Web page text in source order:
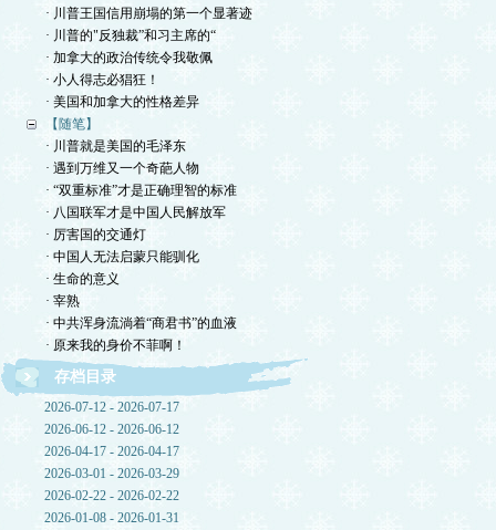
· 川普王国信用崩塌的第一个显著迹
· 川普的"反独裁”和习主席的“
· 加拿大的政治传统令我敬佩
· 小人得志必猖狂！
· 美国和加拿大的性格差异
【随笔】
· 川普就是美国的毛泽东
· 遇到万维又一个奇葩人物
· “双重标准”才是正确理智的标准
· 八国联军才是中国人民解放军
· 厉害国的交通灯
· 中国人无法启蒙只能驯化
· 生命的意义
· 宰熟
· 中共浑身流淌着“商君书”的血液
· 原来我的身价不菲啊！
存档目录
2026-07-12 - 2026-07-17
2026-06-12 - 2026-06-12
2026-04-17 - 2026-04-17
2026-03-01 - 2026-03-29
2026-02-22 - 2026-02-22
2026-01-08 - 2026-01-31